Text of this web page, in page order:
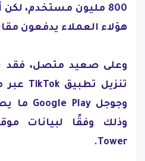
هؤلاء العملاء يدفعون
وعلى صعيد متصل، فقد
Tower.